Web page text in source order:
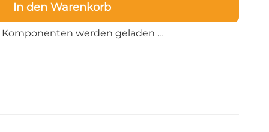
In den Warenkorb
Loading...
Komponenten werden geladen ...